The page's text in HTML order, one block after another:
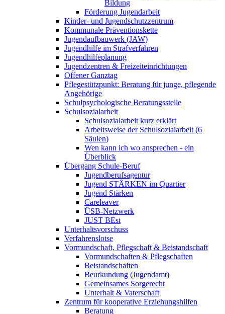
Bildung
Förderung Jugendarbeit
Kinder- und Jugendschutzzentrum
Kommunale Präventionskette
Jugendaufbauwerk (JAW)
Jugendhilfe im Strafverfahren
Jugendhilfeplanung
Jugendzentren & Freizeiteinrichtungen
Offener Ganztag
Pflegestützpunkt: Beratung für junge, pflegende
Angehörige
Schulpsychologische Beratungsstelle
Schulsozialarbeit
Schulsozialarbeit kurz erklärt
Arbeitsweise der Schulsozialarbeit (6
Säulen)
Wen kann ich wo ansprechen - ein
Überblick
Übergang Schule-Beruf
Jugendberufsagentur
Jugend STÄRKEN im Quartier
Jugend Stärken
Careleaver
ÜSB-Netzwerk
JUST BEst
Unterhaltsvorschuss
Verfahrenslotse
Vormundschaft, Pflegschaft & Beistandschaft
Vormundschaften & Pflegschaften
Beistandschaften
Beurkundung (Jugendamt)
Gemeinsames Sorgerecht
Unterhalt & Vaterschaft
Zentrum für kooperative Erziehungshilfen
Beratung